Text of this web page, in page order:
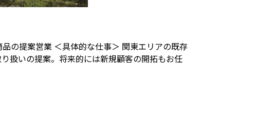
の提案営業 ＜具体的な仕事＞ 関東エリアの既存
扱いの提案。将来的には新規顧客の開拓もお任